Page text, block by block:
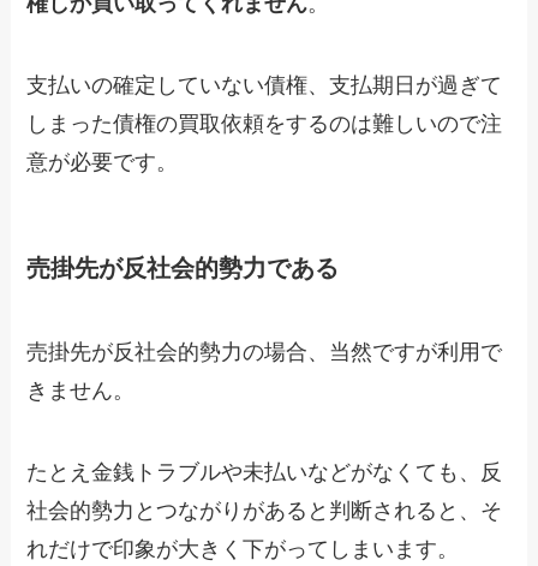
支払いの確定していない債権、支払期日が過ぎて
しまった債権の買取依頼をするのは難しいので注
意が必要です。
売掛先が反社会的勢力である
売掛先が反社会的勢力の場合、当然ですが利用で
きません。
たとえ金銭トラブルや未払いなどがなくても、反
社会的勢力とつながりがあると判断されると、そ
れだけで印象が大きく下がってしまいます。